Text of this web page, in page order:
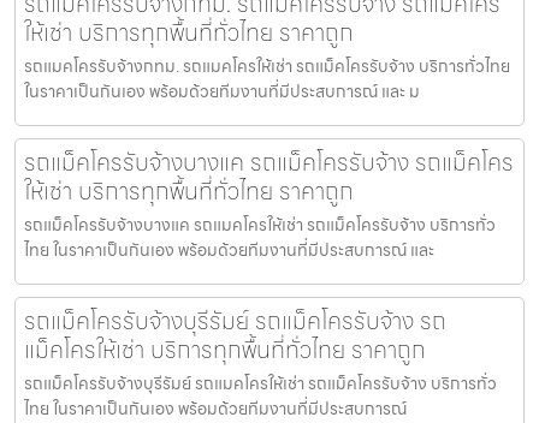
ให้เช่า บริการทุกพื้นที่ทั่วไทย ราคาถูก
รถแมคโครรับจ้างกทม. รถแมคโครให้เช่า รถแม็คโครรับจ้าง บริการทั่วไทย
ในราคาเป็นกันเอง พร้อมด้วยทีมงานที่มีประสบการณ์ และ ม
รถแม็คโครรับจ้างบางแค รถแม็คโครรับจ้าง รถแม็คโคร
ให้เช่า บริการทุกพื้นที่ทั่วไทย ราคาถูก
รถแม็คโครรับจ้างบางแค รถแมคโครให้เช่า รถแม็คโครรับจ้าง บริการทั่ว
ไทย ในราคาเป็นกันเอง พร้อมด้วยทีมงานที่มีประสบการณ์ และ
รถแม็คโครรับจ้างบุรีรัมย์ รถแม็คโครรับจ้าง รถ
แม็คโครให้เช่า บริการทุกพื้นที่ทั่วไทย ราคาถูก
รถแม็คโครรับจ้างบุรีรัมย์ รถแมคโครให้เช่า รถแม็คโครรับจ้าง บริการทั่ว
ไทย ในราคาเป็นกันเอง พร้อมด้วยทีมงานที่มีประสบการณ์